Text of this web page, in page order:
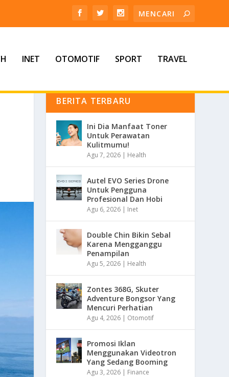
INET OTOMOTIF SPORT TRAVEL
BERITA TERBARU
Ini Dia Manfaat Toner
Untuk Perawatan
Kulitmumu!
Agu 7, 2026 | Health
Autel EVO Series Drone
Untuk Pengguna
Profesional Dan Hobi
Agu 6, 2026 | Inet
Double Chin Bikin Sebal
Karena Mengganggu
Penampilan
Agu 5, 2026 | Health
Zontes 368G, Skuter
Adventure Bongsor Yang
Mencuri Perhatian
Agu 4, 2026 | Otomotif
Promosi Iklan
Menggunakan Videotron
Yang Sedang Booming
Agu 3, 2026 | Finance